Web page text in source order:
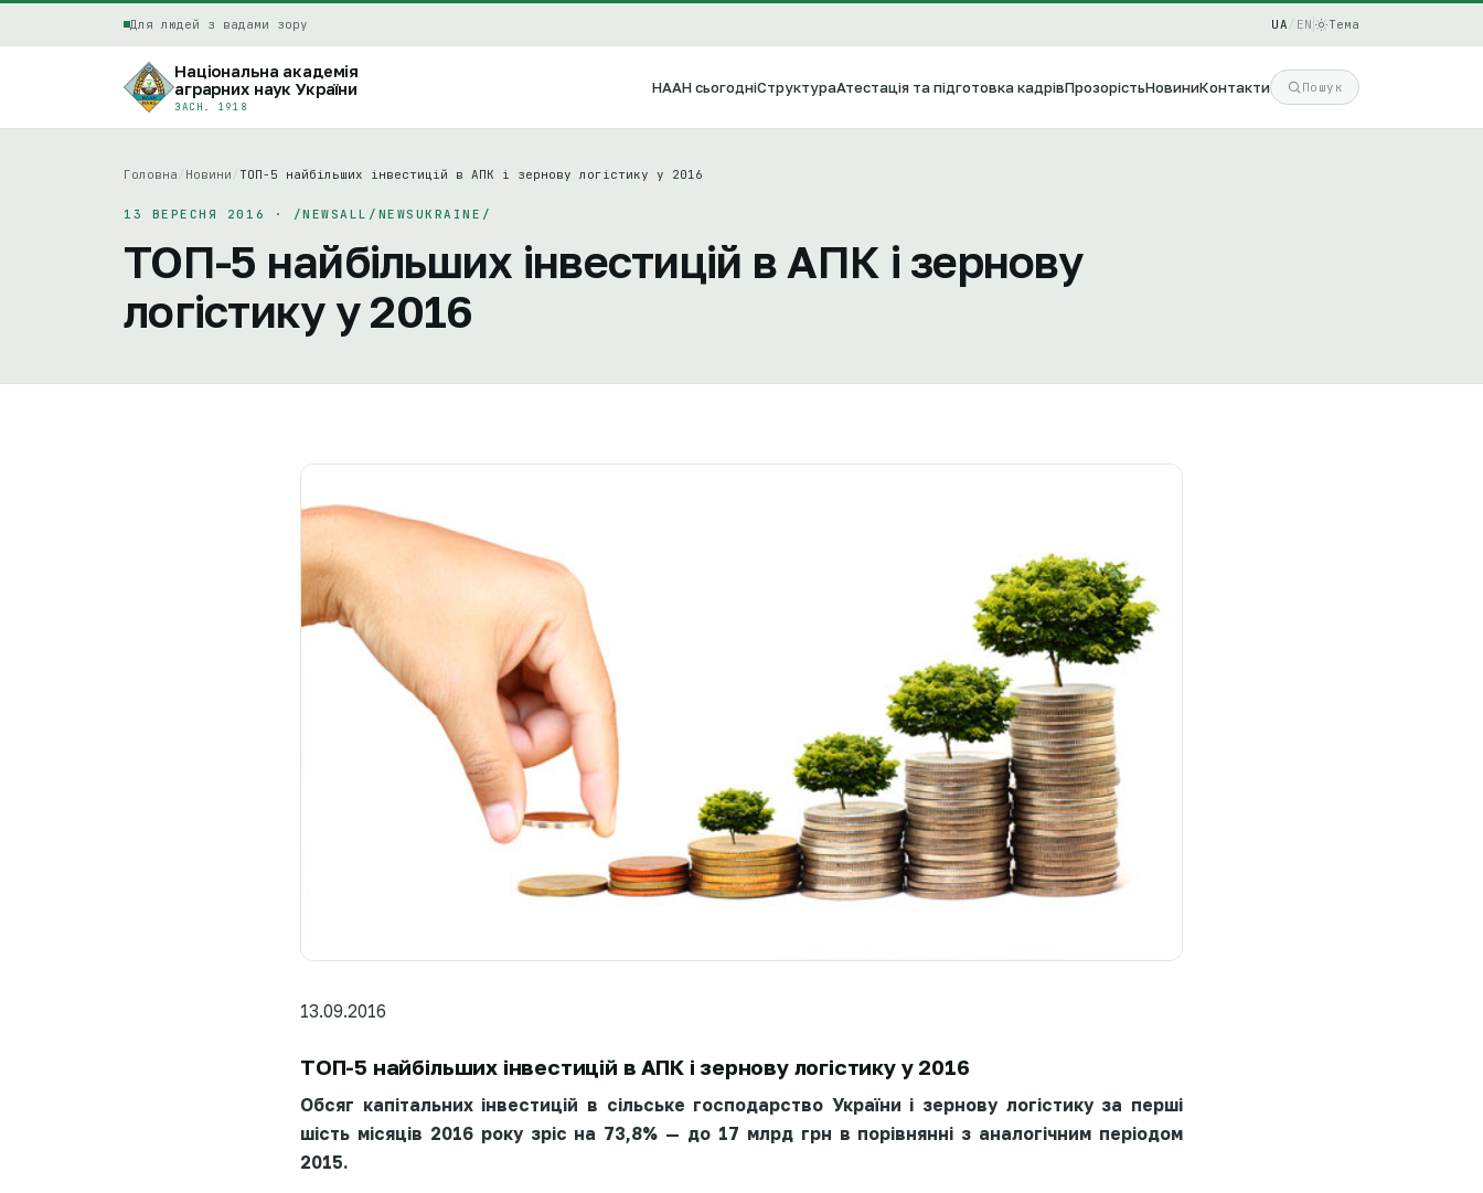
Для людей з вадами зору UA EN Тема
Національна академія
аграрних наук України
ЗАСН. 1918
НААН сьогодніСтруктураАтестація та підготовка кадрівПрозорістьНовиниКонтакти Пошук
Головна Новини ТОП-5 найбільших інвестицій в АПК і зернову логістику у 2016
13 ВЕРЕСНЯ 2016 · /NEWSALL/NEWSUKRAINE/
ТОП-5 найбільших інвестицій в АПК і зернову
логістику у 2016
13.09.2016
ТОП-5 найбільших інвестицій в АПК і зернову логістику у 2016
Обсяг капітальних інвестицій в сільське господарство України і зернову логістику за перші
шість місяців 2016 року зріс на 73,8% — до 17 млрд грн в порівнянні з аналогічним періодом
2015.